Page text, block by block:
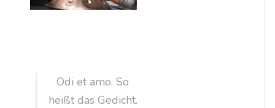
Odi et amo. So
heißt das Gedicht.